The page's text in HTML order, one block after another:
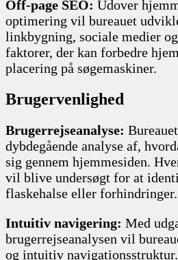
Off-page SEO: Udover
optimering vil bureauet
linkbygning, sociale medier
faktorer, der kan forbedre
placering på søgemaskiner.
Brugervenlighed
Brugerrejseanalyse:
dybdegående analyse af,
sig gennem hjemmesiden.
vil blive undersøgt for at
flaskehalse eller forhindringer.
Intuitiv navigering: Med
brugerrejseanalysen vil
og intuitiv